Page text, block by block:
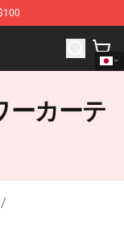
And Wolf
ーカーテ
/